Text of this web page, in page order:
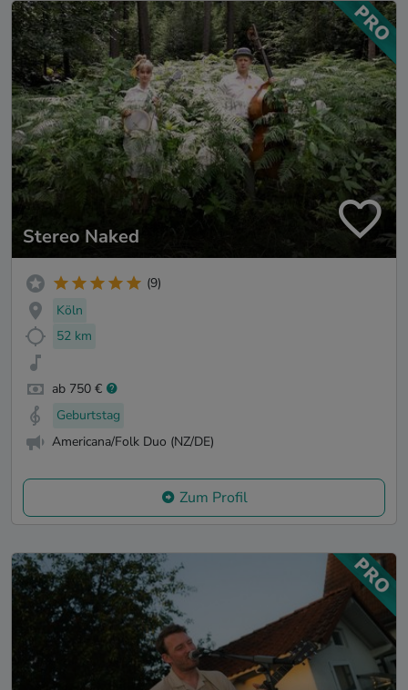
Stereo Naked
(9)
Köln
52 km
ab 750 €
Geburtstag
Americana/Folk Duo (NZ/DE)
Zum Profil